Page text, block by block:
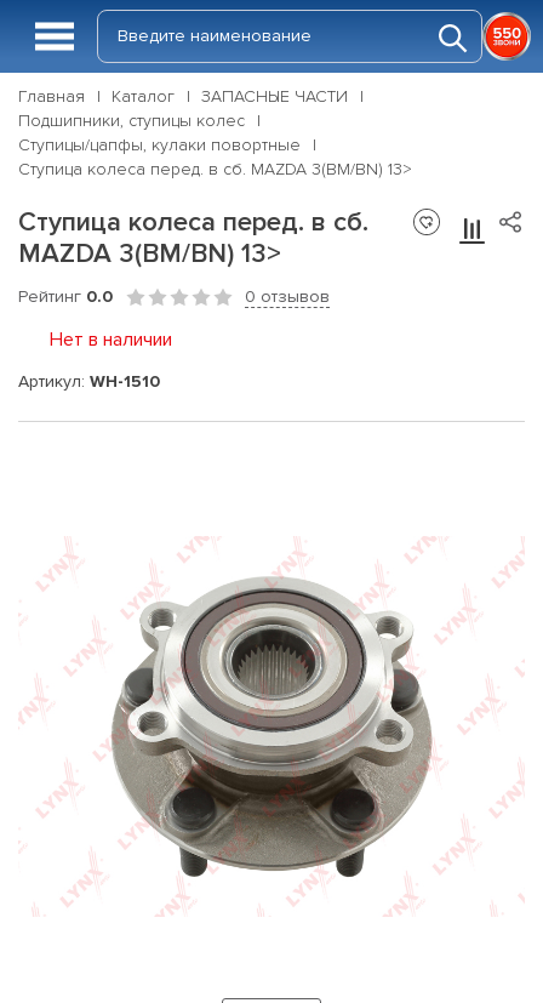
Главная Каталог
ЗАПАСНЫЕ ЧАСТИ
Подшипники, ступицы колес
Ступицы/цапфы, кулаки повортные
Ступица колеса перед. в сб. MAZDA 3(BM/BN) 13>
Ступица колеса перед. в сб.
MAZDA 3(BM/BN) 13>
Рейтинг 0.0 0 отзывов
Нет в наличии
Артикул: WH-1510